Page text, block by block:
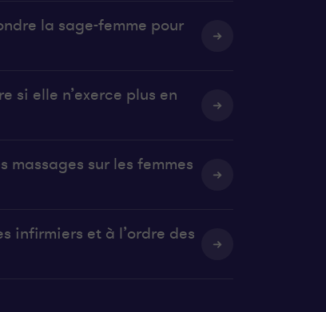
la sage-femme pour
si elle n’exerce plus en
sur les femmes
infirmiers et à l’ordre des